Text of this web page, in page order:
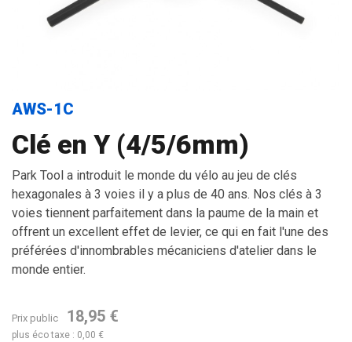
AWS-1C
Clé en Y (4/5/6mm)
Park Tool a introduit le monde du vélo au jeu de clés
hexagonales à 3 voies il y a plus de 40 ans. Nos clés à 3
voies tiennent parfaitement dans la paume de la main et
offrent un excellent effet de levier, ce qui en fait l'une des
préférées d'innombrables mécaniciens d'atelier dans le
monde entier.
Prix public 18,95 €
plus éco taxe : 0,00 €